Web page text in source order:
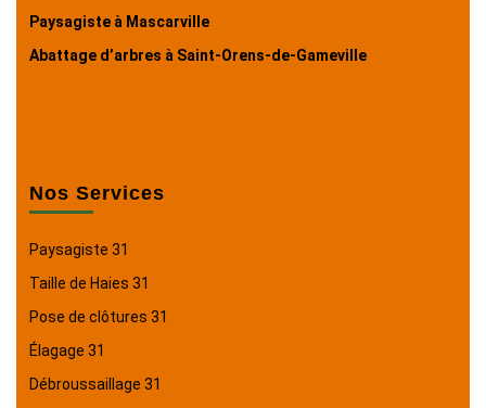
Paysagiste à Mascarville
Abattage d’arbres à Saint-Orens-de-Gameville
Nos Services
Paysagiste 31
Taille de Haies 31
Pose de clôtures 31
Élagage 31
Débroussaillage 31